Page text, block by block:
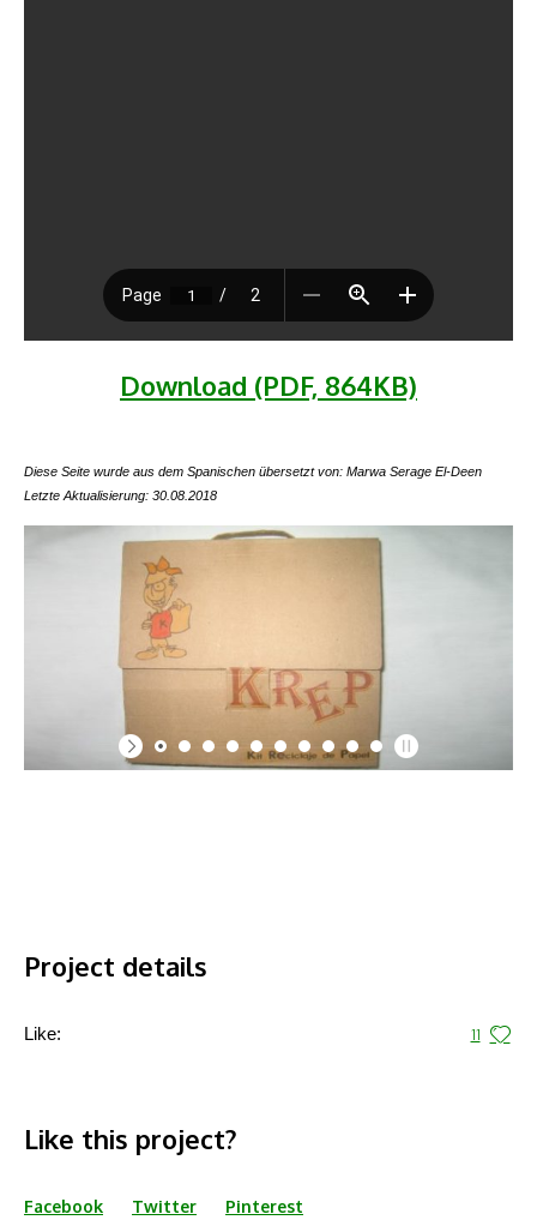
Download (PDF, 864KB)
Diese Seite wurde aus dem Spanischen übersetzt von: Marwa Serage El-Deen
Letzte Aktualisierung: 30.08.2018
Project details
Like: 11
Like this project?
Facebook Twitter Pinterest